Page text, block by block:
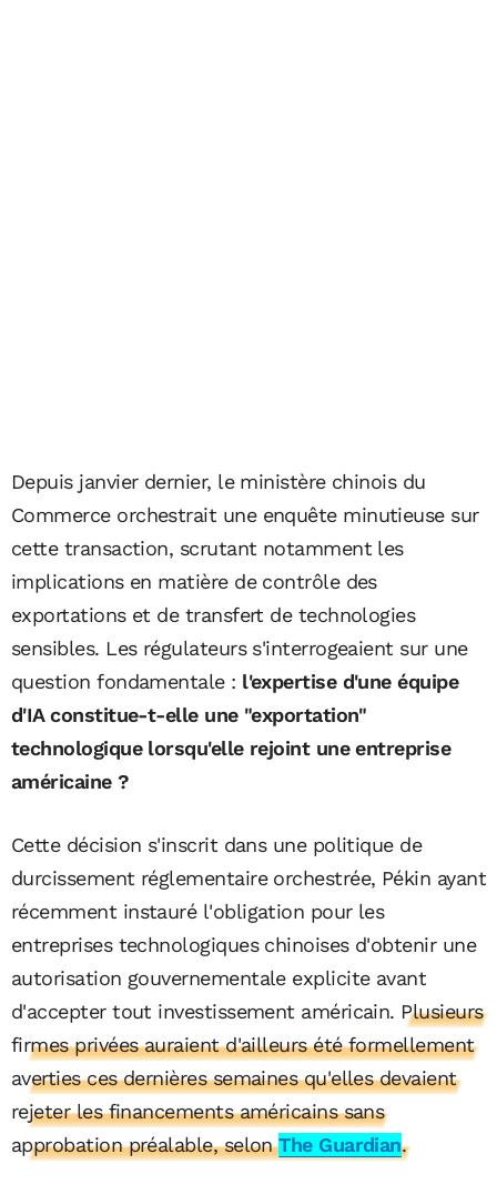
Depuis janvier dernier, le ministère chinois du
Commerce orchestrait une enquête minutieuse sur
cette transaction, scrutant notamment les
implications en matière de contrôle des
exportations et de transfert de technologies
sensibles. Les régulateurs s'interrogeaient sur une
question fondamentale : l'expertise d'une équipe
d'IA constitue-t-elle une "exportation"
technologique lorsqu'elle rejoint une entreprise
américaine ?
Cette décision s'inscrit dans une politique de
durcissement réglementaire orchestrée, Pékin ayant
récemment instauré l'obligation pour les
entreprises technologiques chinoises d'obtenir une
autorisation gouvernementale explicite avant
d'accepter tout investissement américain. Plusieurs
firmes privées auraient d'ailleurs été formellement
averties ces dernières semaines qu'elles devaient
rejeter les financements américains sans
approbation préalable, selonThe Guardian.